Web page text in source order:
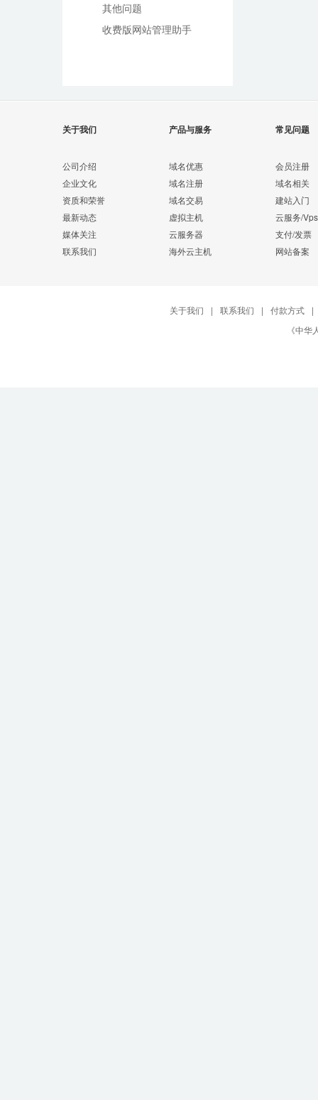
其他问题
收费版网站管理助手
关于我们
公司介绍
企业文化
资质和荣誉
最新动态
媒体关注
联系我们
产品与服务
域名优惠
域名注册
域名交易
虚拟主机
云服务器
海外云主机
常见问题
会员注册
域名相关
建站入门
云服务/Vps
支付/发票
网站备案
关于我们 | 联系我们 | 付款方式
|
《中